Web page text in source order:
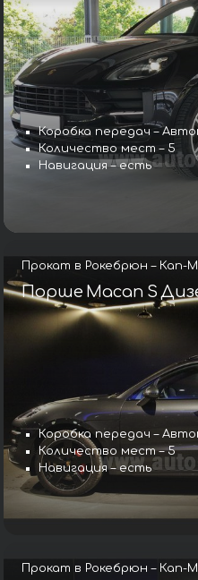
Коробка передач –
Количество мест – 5
Навигация – есть
Прокат в Рокебрюн – Кап-
Порше Macan S
Коробка передач –
Количество мест – 5
Навигация – есть
Прокат в Рокебрюн – Кап-